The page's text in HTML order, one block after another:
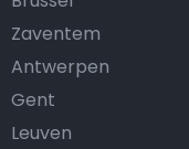
Zaventem
Antwerpen
Gent
Leuven